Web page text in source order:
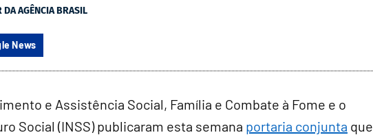
DA AGÊNCIA BRASIL
News
e Assistência Social, Família e Combate à Fome e o
Social (INSS) publicaram esta semana portaria conjunta que